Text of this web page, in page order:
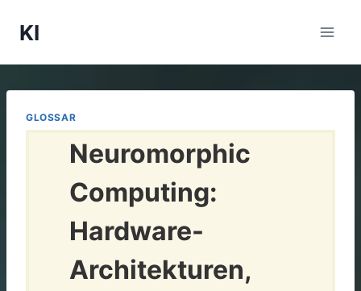
Inhalt
KI
GLOSSAR
Neuromorphic
Computing:
Hardware-
Architekturen,